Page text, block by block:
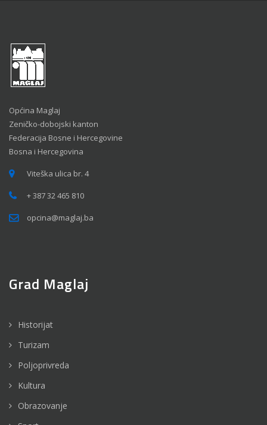
Općina Maglaj
Zeničko-dobojski kanton
Federacija Bosne i Hercegovine
Bosna i Hercegovina
Viteška ulica br. 4
+ 387 32 465 810
opcina@maglaj.ba
Grad Maglaj
Historijat
Turizam
Poljoprivreda
Kultura
Obrazovanje